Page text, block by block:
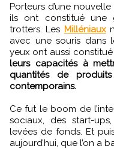
Porteurs d’une
ils ont constitué une
trotters. Les Milléniaux
avec une souris dans
yeux ont aussi constitué
leurs capacités à
quantités de
contemporains.
Ce fut le boom de
sociaux, des start-
levées de fonds. Et
aujourd’hui, que l’on a